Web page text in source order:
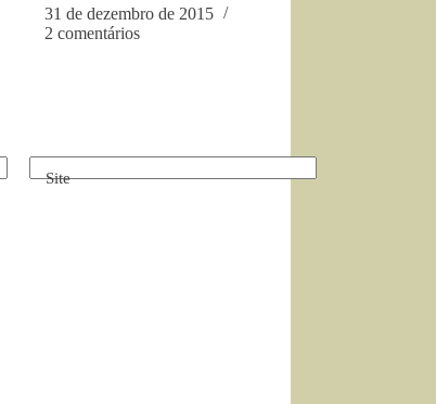
31 de dezembro de 2015
2 comentários
Site